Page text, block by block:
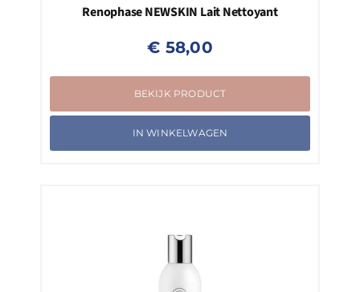
Renophase NEWSKIN Lait Nettoyant
€ 58,00
BEKIJK PRODUCT
IN WINKELWAGEN